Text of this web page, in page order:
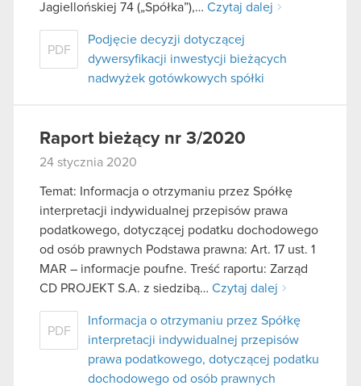
Jagiellońskiej 74 („Spółka”),… Czytaj dalej
PDF
Podjęcie decyzji dotyczącej
dywersyfikacji inwestycji bieżących
nadwyżek gotówkowych spółki
Raport bieżący nr 3/2020
24 stycznia 2020
Temat: Informacja o otrzymaniu przez Spółkę
interpretacji indywidualnej przepisów prawa
podatkowego, dotyczącej podatku dochodowego
od osób prawnych Podstawa prawna: Art. 17 ust. 1
MAR – informacje poufne. Treść raportu: Zarząd
CD PROJEKT S.A. z siedzibą… Czytaj dalej
PDF
Informacja o otrzymaniu przez Spółkę
interpretacji indywidualnej przepisów
prawa podatkowego, dotyczącej podatku
dochodowego od osób prawnych